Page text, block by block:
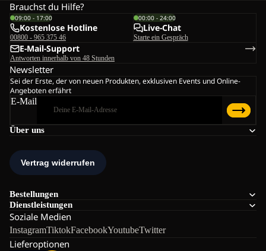
Über uns
Bestellungen
Dienstleistungen
Soziale Medien
InstagramTiktokFacebookYoutubeTwitter
Lieferoptionen
Brauchst du Hilfe?
09:00 - 17:00
Kostenlose Hotline
00800 - 965 375 46
00:00 - 24:00
Live-Chat
Starte ein Gespräch
E-Mail-Support
Antworten innerhalb von 48 Stunden
Newsletter
Sei der Erste, der von neuen Produkten, exklusiven Events und Online-
Angeboten erfährt
E-Mail